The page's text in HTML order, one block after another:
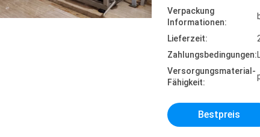
Verpackung
Informationen:
Lieferzeit:
Zahlungsbedingungen:
Versorgungsmaterial-
Fähigkeit:
Bestpreis